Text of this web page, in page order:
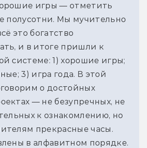
игры — отметить
полусотни. Мы мучительно
это богатство
и в итоге пришли к
системе: 1) хорошие игры;
3) игра года. В этой
о достойных
— не безупречных, не
к ознакомлению, но
прекрасные часы.
в алфавитном порядке.